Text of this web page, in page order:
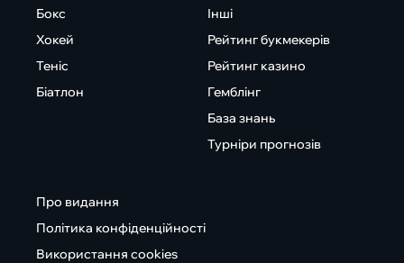
Бокс
Хокей
Теніс
Біатлон
Інші
Рейтинг букмекерів
Рейтинг казино
Гемблінг
База знань
Турніри прогнозів
Про видання
Політика конфіденційності
Використання cookies